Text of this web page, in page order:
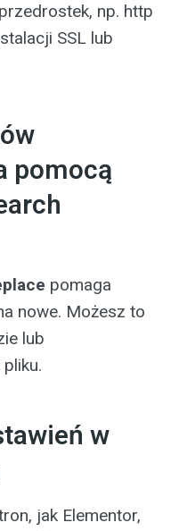
np. http
SSL lub
pomocą
pomaga
nowe. Możesz to
lub
w
jak Elementor,